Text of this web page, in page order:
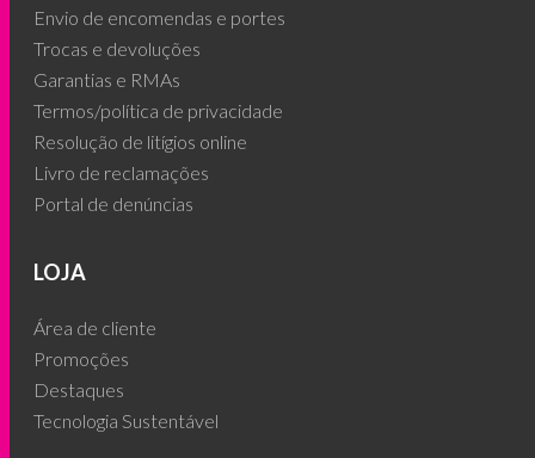
Envio de encomendas e portes
Trocas e devoluções
Garantias e RMAs
Termos/política de privacidade
Resolução de litígios online
Livro de reclamações
Portal de denúncias
LOJA
Área de cliente
Promoções
Destaques
Tecnologia Sustentável